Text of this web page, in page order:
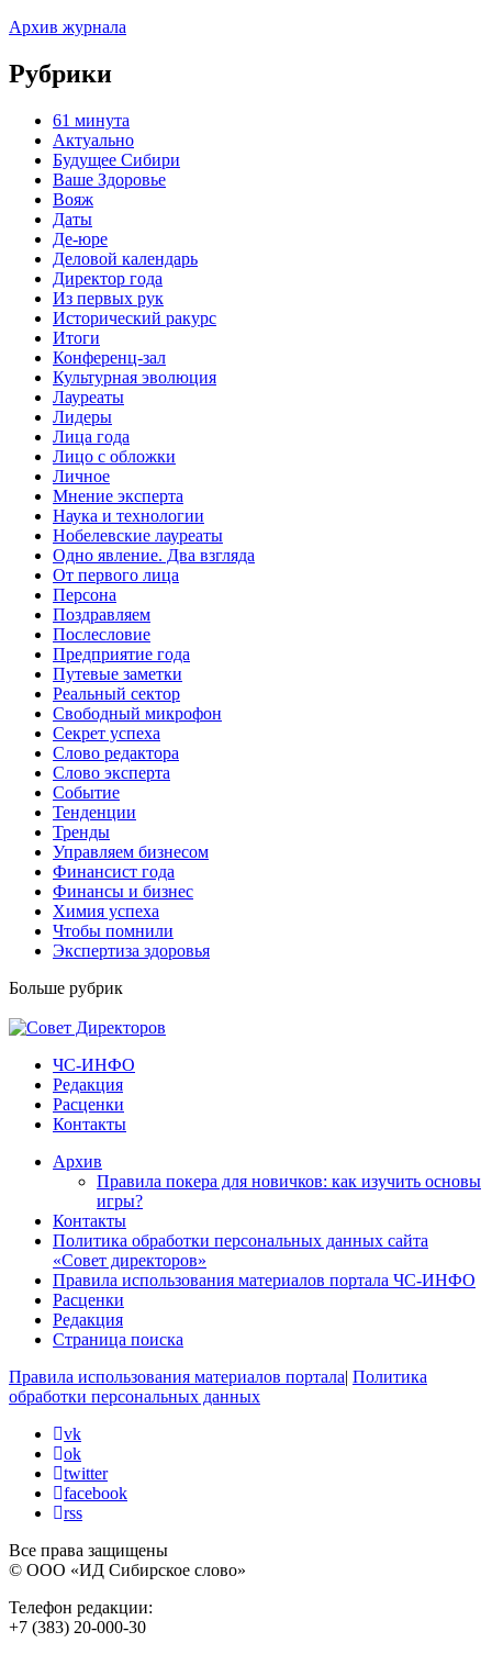
Архив журнала
Рубрики
61 минута
Актуально
Будущее Сибири
Ваше Здоровье
Вояж
Даты
Де-юре
Деловой календарь
Директор года
Из первых рук
Исторический ракурс
Итоги
Конференц-зал
Культурная эволюция
Лауреаты
Лидеры
Лица года
Лицо с обложки
Личное
Мнение эксперта
Наука и технологии
Нобелевские лауреаты
Одно явление. Два взгляда
От первого лица
Персона
Поздравляем
Послесловие
Предприятие года
Путевые заметки
Реальный сектор
Свободный микрофон
Секрет успеха
Слово редактора
Слово эксперта
Событие
Тенденции
Тренды
Управляем бизнесом
Финансист года
Финансы и бизнес
Химия успеха
Чтобы помнили
Экспертиза здоровья
Больше рубрик
ЧС-ИНФО
Редакция
Расценки
Контакты
Архив
Правила покера для новичков: как изучить основы
игры?
Контакты
Политика обработки персональных данных сайта
«Совет директоров»
Правила использования материалов портала ЧС-ИНФО
Расценки
Редакция
Страница поиска
Правила использования материалов портала| Политика
обработки персональных данных
vk
ok
twitter
facebook
rss
Все права защищены
© ООО «ИД Сибирское слово»
Телефон редакции:
+7 (383) 20-000-30